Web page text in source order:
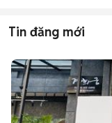
Tin đăng mới